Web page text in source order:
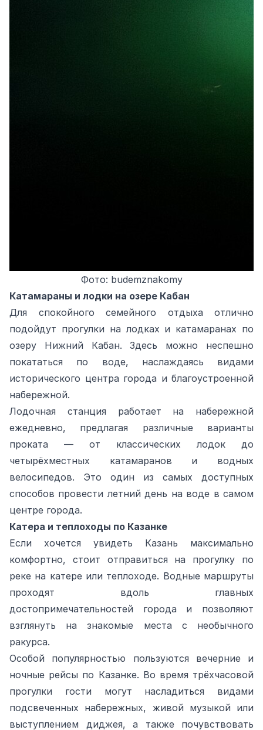
Фото: budemznakomy
Катамараны и лодки на озере Кабан
Для спокойного семейного отдыха отлично
подойдут прогулки на лодках и катамаранах по
озеру Нижний Кабан. Здесь можно неспешно
покататься по воде, наслаждаясь видами
исторического центра города и благоустроенной
набережной.
Лодочная станция работает на набережной
ежедневно, предлагая различные варианты
проката — от классических лодок до
четырёхместных катамаранов и водных
велосипедов. Это один из самых доступных
способов провести летний день на воде в самом
центре города.
Катера и теплоходы по Казанке
Если хочется увидеть Казань максимально
комфортно, стоит отправиться на прогулку по
реке на катере или теплоходе. Водные маршруты
проходят вдоль главных
достопримечательностей города и позволяют
взглянуть на знакомые места с необычного
ракурса.
Особой популярностью пользуются вечерние и
ночные рейсы по Казанке. Во время трёхчасовой
прогулки гости могут насладиться видами
подсвеченных набережных, живой музыкой или
выступлением диджея, а также почувствовать